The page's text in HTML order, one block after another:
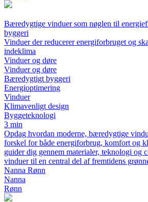
Bæredygtige vinduer som nøglen til
byggeri
Vinduer der reducerer energiforbruget og
indeklima
Vinduer og døre
Vinduer og døre
Bæredygtigt byggeri
Energioptimering
Vinduer
Klimavenligt design
Byggeteknologi
3 min
Opdag hvordan moderne, bæredygtige
forskel for både energiforbrug, komfort og
guider dig gennem materialer, teknologi og
vinduer til en central del af fremtidens
Nanna Rønn
Nanna
Rønn